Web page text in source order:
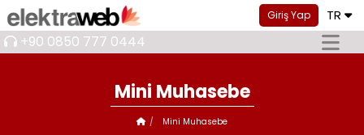
Giriş Yap TR
+90 0850 777 0444
Mini Muhasebe
Mini Muhasebe